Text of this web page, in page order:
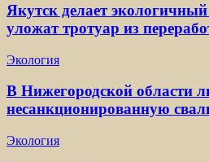
Якутск делает
уложат тротуар из
Экология
В Нижегородской области
несанкционированную
Экология